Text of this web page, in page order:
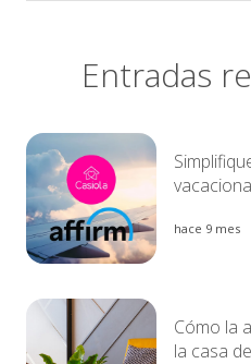
Entradas
hace 9 mes
Cómo la
la casa